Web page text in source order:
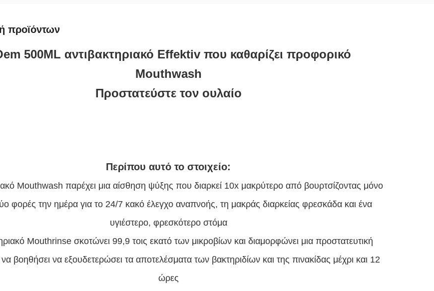
προϊόντων
500ML αντιβακτηριακό Effektiv που καθαρίζει προφορικό
Mouthwash
Προστατεύστε τον ουλαίο
Περίπου αυτό το στοιχείο:
Mouthwash παρέχει μια αίσθηση ψύξης που διαρκεί 10x μακρύτερο από βουρτσίζοντας μόνο
φορές την ημέρα για το 24/7 κακό έλεγχο αναπνοής, τη μακράς διαρκείας φρεσκάδα και ένα
υγιέστερο, φρεσκότερο στόμα
Mouthrinse σκοτώνει 99,9 τοις εκατό των μικροβίων και διαμορφώνει μια προστατευτική
βοηθήσει να εξουδετερώσει τα αποτελέσματα των βακτηριδίων και της πινακίδας μέχρι και 12
ώρες